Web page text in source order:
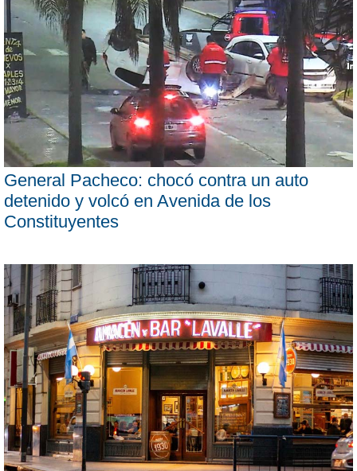
General Pacheco: chocó contra un auto
detenido y volcó en Avenida de los
Constituyentes